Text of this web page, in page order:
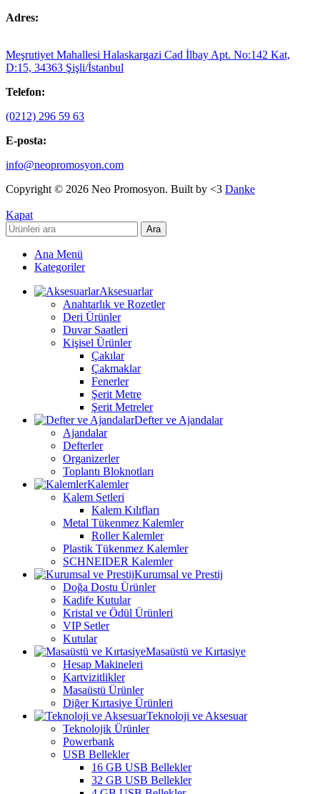
Adres:
Meşrutiyet Mahallesi Halaskargazi Cad İlbay Apt. No:142 Kat,
D:15, 34363 Şişli/İstanbul
Telefon:
(0212) 296 59 63
E-posta:
info@neopromosyon.com
Copyright © 2026 Neo Promosyon. Built by <3 Danke
Kapat
Ara
Ana Menü
Kategoriler
Aksesuarlar
Anahtarlık ve Rozetler
Deri Ürünler
Duvar Saatleri
Kişisel Ürünler
Çakılar
Çakmaklar
Fenerler
Şerit Metre
Şerit Metreler
Defter ve Ajandalar
Ajandalar
Defterler
Organizerler
Toplantı Bloknotları
Kalemler
Kalem Setleri
Kalem Kılıfları
Metal Tükenmez Kalemler
Roller Kalemler
Plastik Tükenmez Kalemler
SCHNEIDER Kalemler
Kurumsal ve Prestij
Doğa Dostu Ürünler
Kadife Kutular
Kristal ve Ödül Ürünleri
VIP Setler
Kutular
Masaüstü ve Kırtasiye
Hesap Makineleri
Kartvizitlikler
Masaüstü Ürünler
Diğer Kırtasiye Ürünleri
Teknoloji ve Aksesuar
Teknolojik Ürünler
Powerbank
USB Bellekler
16 GB USB Bellekler
32 GB USB Bellekler